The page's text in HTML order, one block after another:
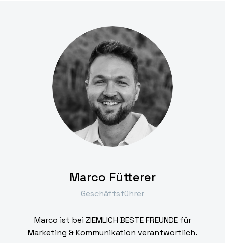
Marco Fütterer
Geschäftsführer
Marco ist bei ZIEMLICH BESTE FREUNDE für
Marketing & Kommunikation verantwortlich.